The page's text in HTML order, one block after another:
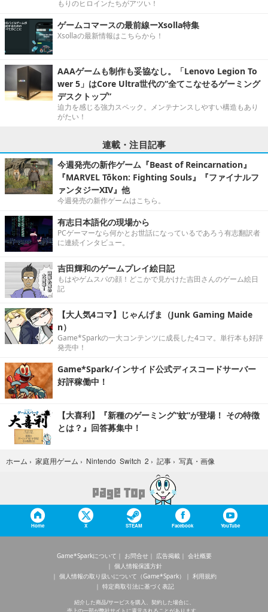
もりのヒロインたちがアツい！
ゲームコマースの最前線ーXsolla特集
Xsollaの最新情報はこちらから！
AAAゲームも制作も妥協なし。「Lenovo Legion To
wer 5」はCore Ultra世代の“全てこなせるゲーミング
デスクトップ”
迫力を感じる強力スペック。メンテナンスしやすい構造もあり
がたい！
連載・注目記事
今週発売の新作ゲーム『Beast of Reincarnation』
『MARVEL Tōkon: Fighting Souls』『ファイナルフ
ァンタジーXIV』他
今週発売の新作ゲームはこちら。
有志日本語化の現場から
PCゲーマーなら何かとお世話になっているであろう有志翻訳者
に連続インタビュー。
吉田輝和のゲームプレイ絵日記
もはやゲムスパの顔！どこかで見かけた吉田さんのゲーム絵日
記
【大人気4コマ】じゃんげま（Junk Gaming Maide
n）
Game*Sparkの一大コンテンツに成長した4コマ。単行本も好評
発売中！
Game*Spark/インサイド公式ディスコードサーバー
好評稼働中！
【大喜利】『新種のゲーミング“蚊”が登場！ その特徴
とは？』回答募集中！
ホーム › 家庭用ゲーム › Nintendo Switch 2 › 記事 › 写真・画像
Home X STEAM Facebook YouTube
Game*Sparkについて お問合せ 広告掲載
会社概要
個人情報保護方針
個人情報の取り扱いについて（Game*Spark）
利用規約
特定商取引法に基づく表記
紹介した商品/サービスを購入、契約した場合に、